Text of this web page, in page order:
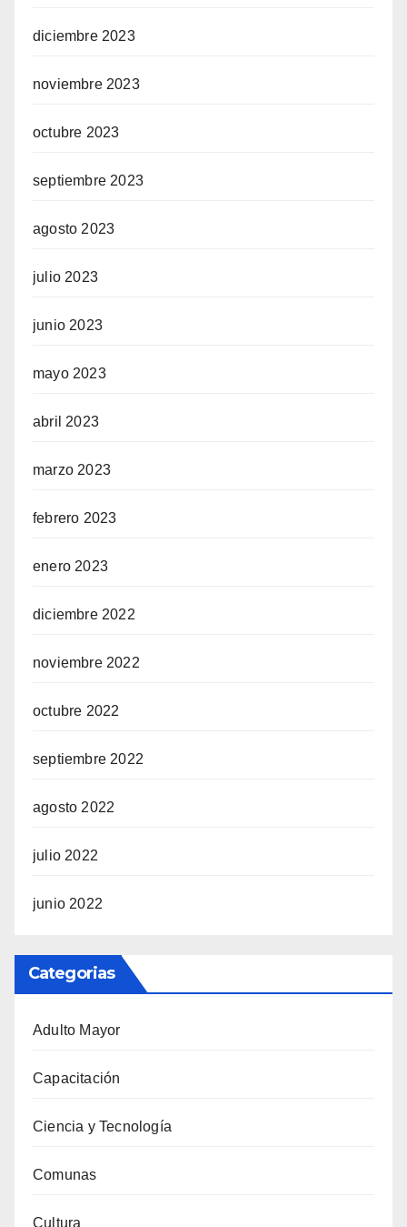
diciembre 2023
noviembre 2023
octubre 2023
septiembre 2023
agosto 2023
julio 2023
junio 2023
mayo 2023
abril 2023
marzo 2023
febrero 2023
enero 2023
diciembre 2022
noviembre 2022
octubre 2022
septiembre 2022
agosto 2022
julio 2022
junio 2022
Categorias
Adulto Mayor
Capacitación
Ciencia y Tecnología
Comunas
Cultura